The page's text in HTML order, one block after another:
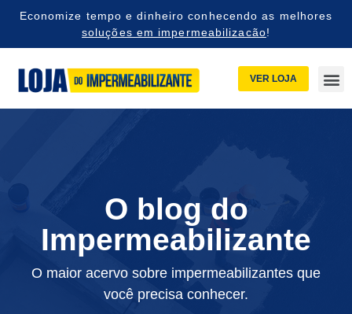
Economize tempo e dinheiro conhecendo as melhores
soluções em impermeabilizacão!
VER LOJA
O blog do
Impermeabilizante
O maior acervo sobre impermeabilizantes que
você precisa conhecer.